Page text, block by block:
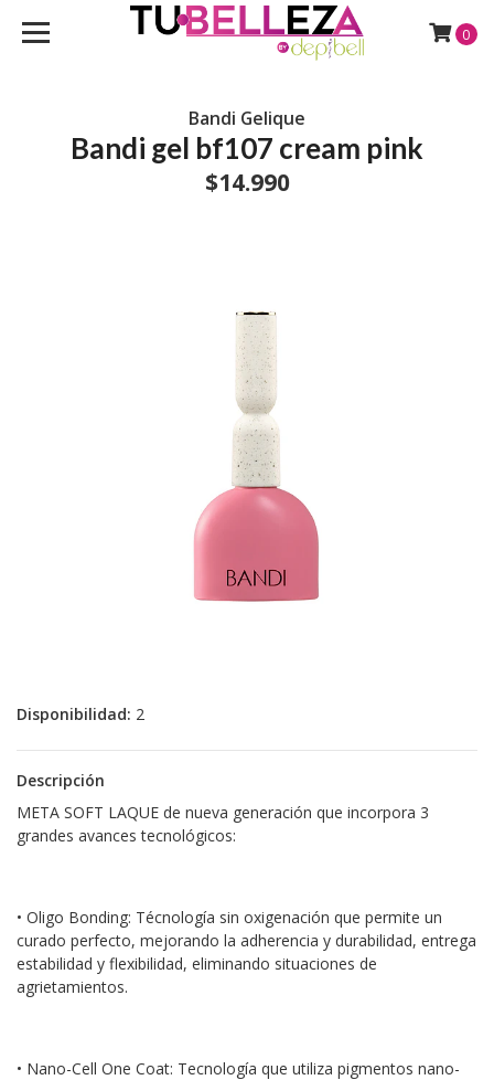
0
Bandi Gelique
Bandi gel bf107 cream pink
$14.990
Disponibilidad: 2
Descripción
META SOFT LAQUE de nueva generación que incorpora 3
grandes avances tecnológicos:
• Oligo Bonding: Técnología sin oxigenación que permite un
curado perfecto, mejorando la adherencia y durabilidad, entrega
estabilidad y flexibilidad, eliminando situaciones de
agrietamientos.
• Nano-Cell One Coat: Tecnología que utiliza pigmentos nano-